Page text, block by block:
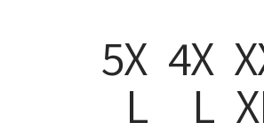
5X
L
4X
L